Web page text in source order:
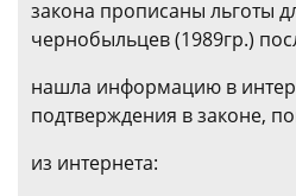
закона прописаны льготы
чернобыльцев (1989гр.)
нашла информацию в
подтверждения в законе,
из интернета: